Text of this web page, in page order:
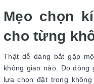
Mẹo chọn
cho từng
Thật dễ dàng bắt gặp
không gian nào. Do dòng
lựa chọn đặt trong